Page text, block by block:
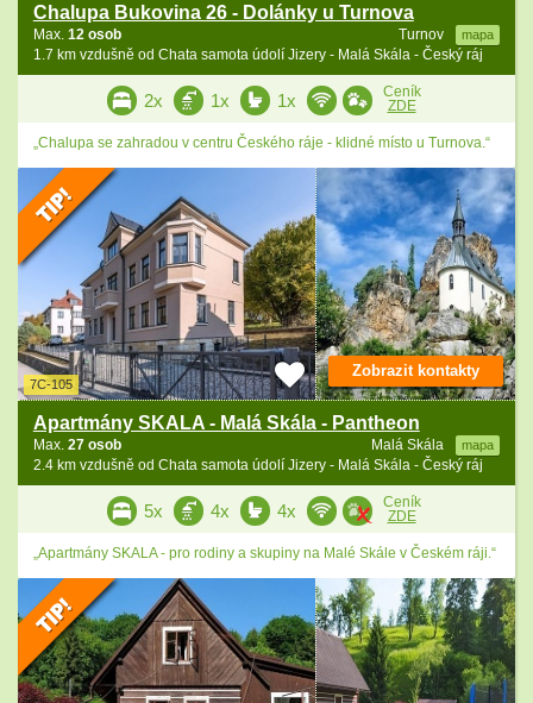
Chalupa Bukovina 26 - Dolánky u Turnova
Turnov mapa
Max. 12 osob
1.7 km vzdušně od Chata samota údolí Jizery - Malá Skála - Český ráj
2x 1x 1x
Ceník
ZDE
„Chalupa se zahradou v centru Českého ráje - klidné místo u Turnova.“
7C-105
Apartmány SKALA - Malá Skála - Pantheon
Malá Skála mapa
Max. 27 osob
2.4 km vzdušně od Chata samota údolí Jizery - Malá Skála - Český ráj
Zobrazit kontakty
5x 4x 4x
Ceník
ZDE
„Apartmány SKALA - pro rodiny a skupiny na Malé Skále v Českém ráji.“